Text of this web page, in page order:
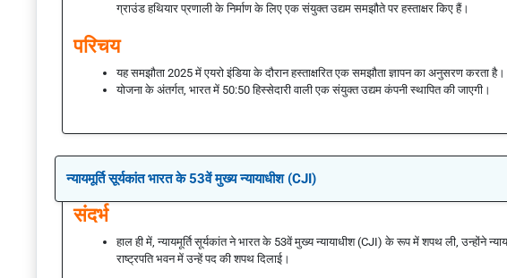
ग्राउंड हथियार प्रणाली के निर्माण के लिए एक संयुक्त उद्यम समझौते पर हस्ताक्षर किए हैं।
परिचय
यह समझौता 2025 में एयरो इंडिया के दौरान हस्ताक्षरित एक समझौता ज्ञापन का अनुसरण करता है।
योजना के अंतर्गत, भारत में 50:50 हिस्सेदारी वाली एक संयुक्त उद्यम कंपनी स्थापित की जाएगी।
न्यायमूर्ति सूर्यकांत भारत के 53वें मुख्य न्यायाधीश (CJI)
संदर्भ
हाल ही में, न्यायमूर्ति सूर्यकांत ने भारत के 53वें मुख्य न्यायाधीश (CJI) के रूप में शपथ ली, उन्होंने
राष्ट्रपति भवन में उन्हें पद की शपथ दिलाई।